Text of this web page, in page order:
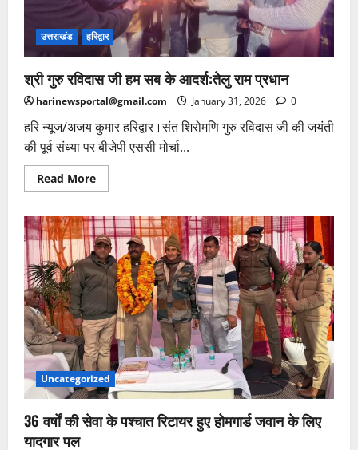
उत्तराखंड हरिद्वार
श्री गुरु रविदास जी हम सब के आदर्श:तेलु राम प्रधान
harinewsportal@gmail.com January 31, 2026 0
हरि न्यूज/अजय कुमार हरिद्वार।संत शिरोमणि गुरु रविदास जी की जयंती
की पूर्व संध्या पर बीजेपी एससी मोर्चा...
Read MoreRead
more
गुरु
रविदास
जी
हम
सब
के
आदर्श:तेलु
प्रधान
Uncategorized
36 वर्षों की सेवा के पश्चात रिटायर हुए होमगार्ड जवान के लिए
यादगार पल